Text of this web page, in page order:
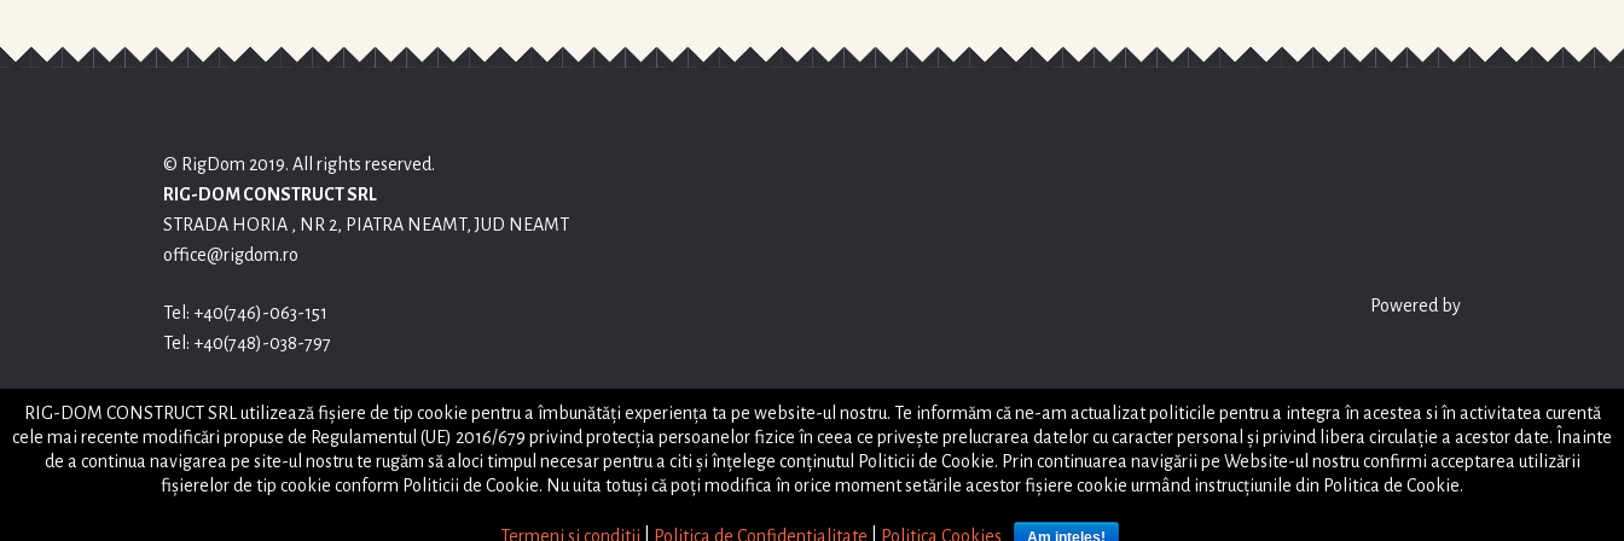
© RigDom 2019. All rights reserved.
RIG-DOM CONSTRUCT SRL
STRADA HORIA , NR 2, PIATRA NEAMT, JUD NEAMT
office@rigdom.ro
Powered by
Tel: +40(746)-063-151
Tel: +40(748)-038-797
RIG-DOM CONSTRUCT SRL utilizează fişiere de tip cookie pentru a îmbunătăți experiența ta pe website-ul nostru. Te informăm că ne-am actualizat politicile pentru a integra în acestea si în activitatea curentă
cele mai recente modificări propuse de Regulamentul (UE) 2016/679 privind protecția persoanelor fizice în ceea ce privește prelucrarea datelor cu caracter personal și privind libera circulație a acestor date. Înainte
de a continua navigarea pe site-ul nostru te rugăm să aloci timpul necesar pentru a citi și înțelege conținutul Politicii de Cookie. Prin continuarea navigării pe Website-ul nostru confirmi acceptarea utilizării
fişierelor de tip cookie conform Politicii de Cookie. Nu uita totuși că poți modifica în orice moment setările acestor fişiere cookie urmând instrucțiunile din Politica de Cookie.
Termeni si conditii Politica de Confidentialitate Politica Cookies Am inteles!